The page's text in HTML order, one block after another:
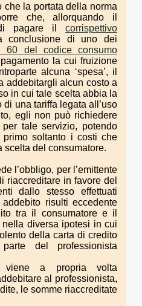
che la portata della norma
che, allorquando il
di pagare il corrispettivo
conclusione di uno dei
60 del codice consumo
la cui fruizione
alcuna ‘spesa’, il
addebitargli alcun costo a
in cui tale scelta abbia la
una tariffa legata all’uso
egli non può richiedere
tale servizio, potendo
soltanto i costi che
scelta del consumatore.
l’obbligo, per l’emittente
riaccreditare in favore del
dallo stesso effettuati
risulti eccedente
tra il consumatore e il
diversa ipotesi in cui
della carta di credito
del professionista
viene a propria volta
al professionista,
le somme riaccreditate